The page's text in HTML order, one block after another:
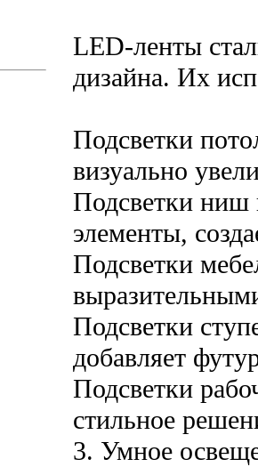
LED-ленты
дизайна. Их
Подсветки
визуально
Подсветки ниш
элементы,
Подсветки
Подсветки
добавляет
Подсветки
стильное
3. Умное